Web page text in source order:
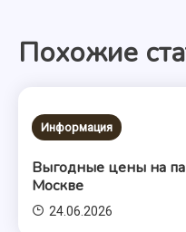
записям
Похожие
Информация
Выгодные цены на
Москве
24.06.2026